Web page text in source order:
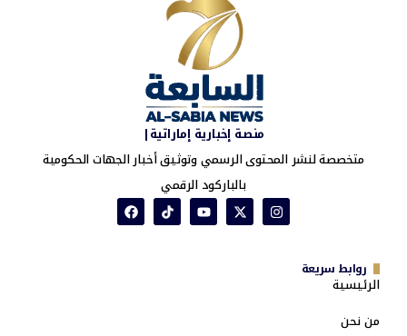
منصة إخبارية إماراتية|
متخصصة لنشر المحتوى الرسمي وتوثيق أخبار الجهات الحكومية
بالباركود الرقمي
روابط سريعة
الرئيسية
من نحن